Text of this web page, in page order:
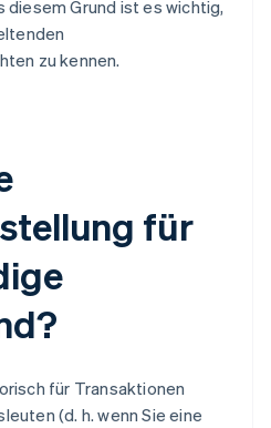
diesem Grund ist es wichtig,
zu kennen.
für
für Transaktionen
(d. h. wenn Sie eine